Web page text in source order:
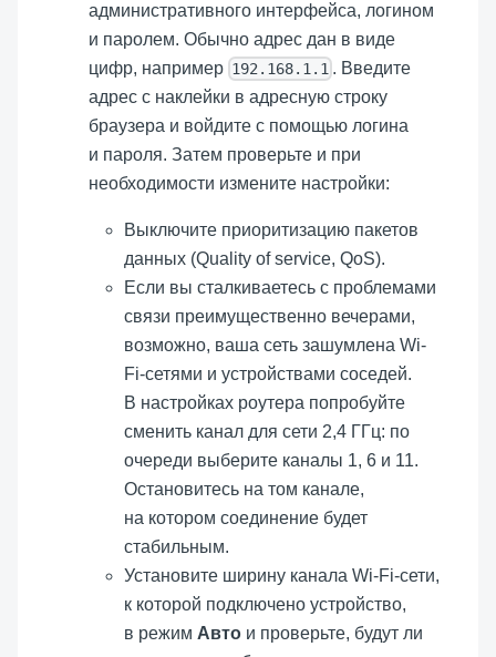
административного интерфейса, логином
и паролем. Обычно адрес дан в виде
цифр, например 192.168.1.1 . Введите
адрес с наклейки в адресную строку
браузера и войдите с помощью логина
и пароля. Затем проверьте и при
необходимости измените настройки:
Выключите приоритизацию пакетов
данных (Quality of service, QoS).
Если вы сталкиваетесь с проблемами
связи преимущественно вечерами,
возможно, ваша сеть зашумлена Wi-
Fi-сетями и устройствами соседей.
В настройках роутера попробуйте
сменить канал для сети 2,4 ГГц: по
очереди выберите каналы 1, 6 и 11.
Остановитесь на том канале,
на котором соединение будет
стабильным.
Установите ширину канала Wi-Fi-сети,
к которой подключено устройство,
в режим Авто и проверьте, будут ли